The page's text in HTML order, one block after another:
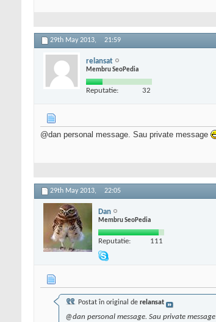
29th May 2013, 21:59
relansat
Membru SeoPedia
Reputatie: 32
@dan personal message. Sau private message
29th May 2013, 22:05
Dan
Membru SeoPedia
Reputatie: 111
Postat în original de relansat
@dan personal message. Sau private message